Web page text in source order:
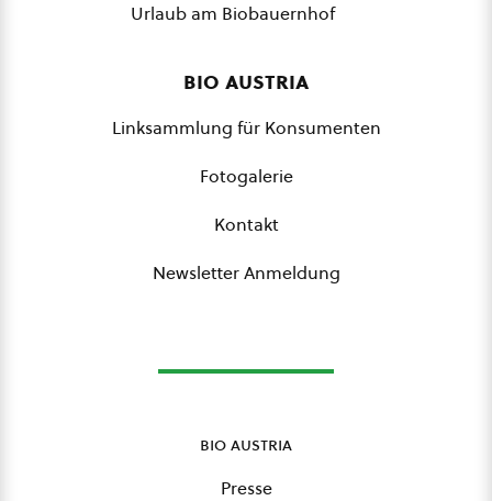
Urlaub am Biobauernhof
bio austria
Linksammlung für Konsumenten
Fotogalerie
Kontakt
Newsletter Anmeldung
bio austria
Presse